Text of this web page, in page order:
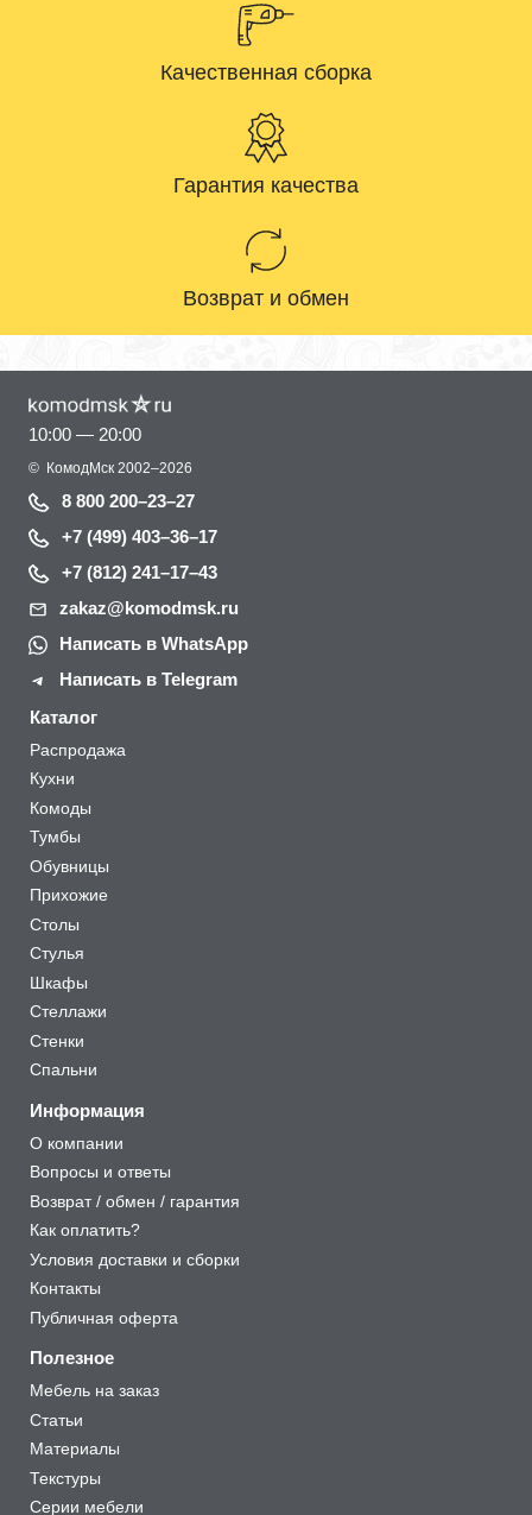
Качественная сборка
Гарантия качества
Возврат и обмен
10:00 — 20:00
© КомодМск 2002–2026
8 800 200–23–27
+7 (499) 403–36–17
+7 (812) 241–17–43
zakaz@komodmsk.ru
Написать в WhatsApp
Написать в Telegram
Каталог
Распродажа
Кухни
Комоды
Тумбы
Обувницы
Прихожие
Столы
Стулья
Шкафы
Стеллажи
Стенки
Спальни
Информация
О компании
Вопросы и ответы
Возврат / обмен / гарантия
Как оплатить?
Условия доставки и сборки
Контакты
Публичная оферта
Полезное
Мебель на заказ
Статьи
Материалы
Текстуры
Серии мебели